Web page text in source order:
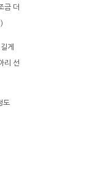
금 더
게
리 선
도